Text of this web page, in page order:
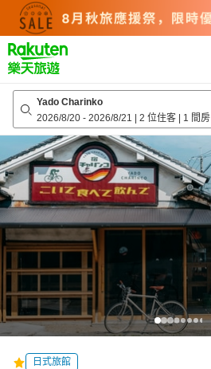
top
page
Yado Charinko
2026/8/20 - 2026/8/21 | 2 位住客 | 1 間房
日式旅館